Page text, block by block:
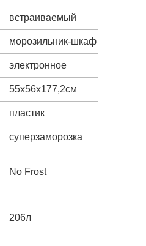
встраиваемый
морозильник-шкаф
электронное
55х56х177,2см
пластик
суперзаморозка
No Frost
206л